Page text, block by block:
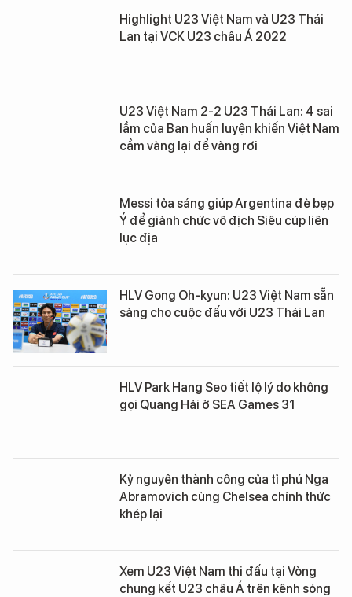
Highlight U23 Việt Nam và U23 Thái
Lan tại VCK U23 châu Á 2022
U23 Việt Nam 2-2 U23 Thái Lan: 4 sai
lầm của Ban huấn luyện khiến Việt Nam
cầm vàng lại để vàng rơi
Messi tỏa sáng giúp Argentina đè bẹp
Ý để giành chức vô địch Siêu cúp liên
lục địa
HLV Gong Oh-kyun: U23 Việt Nam sẵn
sàng cho cuộc đấu với U23 Thái Lan
HLV Park Hang Seo tiết lộ lý do không
gọi Quang Hải ở SEA Games 31
Kỷ nguyên thành công của tỉ phú Nga
Abramovich cùng Chelsea chính thức
khép lại
Xem U23 Việt Nam thi đấu tại Vòng
chung kết U23 châu Á trên kênh sóng